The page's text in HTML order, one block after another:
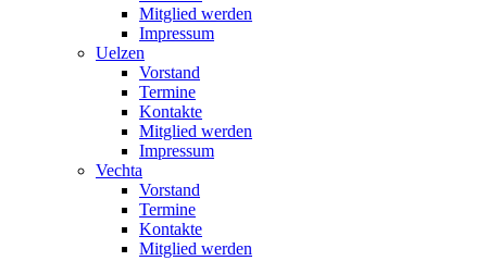
Mitglied werden
Impressum
Uelzen
Vorstand
Termine
Kontakte
Mitglied werden
Impressum
Vechta
Vorstand
Termine
Kontakte
Mitglied werden